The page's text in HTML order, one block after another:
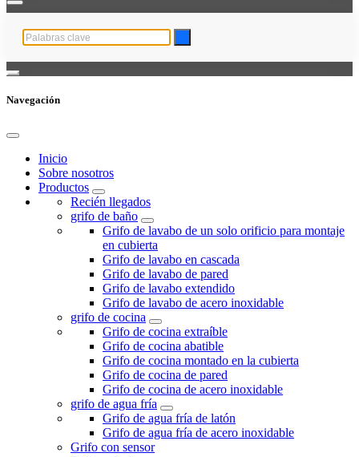
Navegación
Inicio
Sobre nosotros
Productos
Recién llegados
grifo de baño
Grifo de lavabo de un solo orificio para montaje
en cubierta
Grifo de lavabo en cascada
Grifo de lavabo de pared
Grifo de lavabo extendido
Grifo de lavabo de acero inoxidable
grifo de cocina
Grifo de cocina extraíble
Grifo de cocina abatible
Grifo de cocina montado en la cubierta
Grifo de cocina de pared
Grifo de cocina de acero inoxidable
grifo de agua fría
Grifo de agua fría de latón
Grifo de agua fría de acero inoxidable
Grifo con sensor